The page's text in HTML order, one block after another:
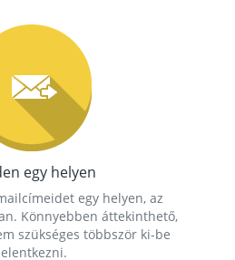
egy helyen
egy helyen, az
Könnyebben áttekinthető,
szükséges többször ki-be